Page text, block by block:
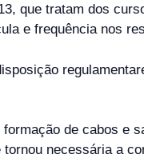
que tratam dos
e frequência nos
de cabos e
necessária a